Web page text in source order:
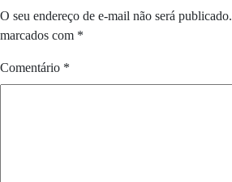
O seu endereço de e-mail não será publicado.
marcados com *
Comentário *